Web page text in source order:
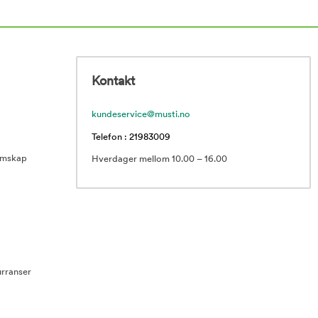
Kontakt
kundeservice@musti.no
Telefon : 21983009
Hverdager mellom 10.00 – 16.00